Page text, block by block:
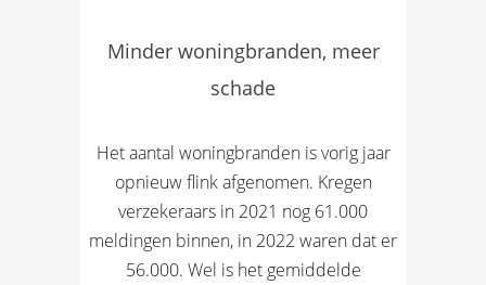
Minder woningbranden, meer
schade
Het aantal woningbranden is vorig jaar
opnieuw flink afgenomen. Kregen
verzekeraars in 2021 nog 61.000
meldingen binnen, in 2022 waren dat er
56.000. Wel is het gemiddelde